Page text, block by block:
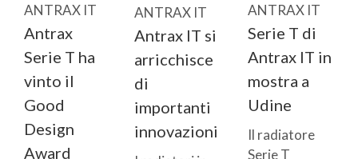
ANTRAX IT
Antrax
Serie T ha
vinto il
Good
Design
Award
ANTRAX IT
Antrax IT si
arricchisce
di
importanti
innovazioni
ANTRAX IT
Serie T di
Antrax IT in
mostra a
Udine
Il radiatore
Serie T